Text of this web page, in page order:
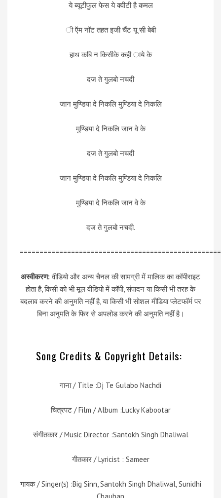
ये ब्यूटीफुल फेस ये क्वीटी है कमल
ी ऍम नॉट तहत इजी चैंट यू सी बेबी
हाथ कबि न किसीके कही ाये के
दज ते गुलबो नचदी
जान मुण्डिया दे निकलि मुण्डिया दे निकलि
मुण्डिया दे निकलि जान वे के
दज ते गुलबो नचदी
जान मुण्डिया दे निकलि मुण्डिया दे निकलि
मुण्डिया दे निकलि जान वे के
दज ते गुलबो नचदी.
अस्वीकरण: वीडियो और अन्य चैनल की सामग्री में मालिक का कॉपीराइट
होता है, किसी को भी मूल वीडियो में कॉपी, संपादन या किसी भी तरह के
बदलाव करने की अनुमति नहीं है, या किसी भी सोशल मीडिया प्लेटफॉर्म पर
बिना अनुमति के फिर से अपलोड करने की अनुमति नहीं है।
Song Credits & Copyright Details:
गाना / Title :Dj Te Gulabo Nachdi
चित्रपट / Film / Album :Lucky Kabootar
संगीतकार / Music Director :Santokh Singh Dhaliwal
गीतकार / Lyricist : Sameer
गायक / Singer(s) :Big Sinn, Santokh Singh Dhaliwal, Sunidhi